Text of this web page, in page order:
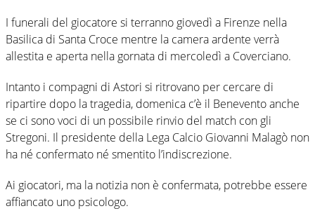
I funerali del giocatore si terranno giovedì a Firenze nella
Basilica di Santa Croce mentre la camera ardente verrà
allestita e aperta nella gornata di mercoledì a Coverciano.
Intanto i compagni di Astori si ritrovano per cercare di
ripartire dopo la tragedia, domenica c’è il Benevento anche
se ci sono voci di un possibile rinvio del match con gli
Stregoni. Il presidente della Lega Calcio Giovanni Malagò non
ha né confermato né smentito l’indiscrezione.
Ai giocatori, ma la notizia non è confermata, potrebbe essere
affiancato uno psicologo.